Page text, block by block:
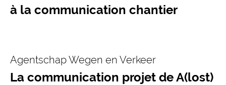
à la communication chantier
Agentschap Wegen en Verkeer
La communication projet de A(lost)